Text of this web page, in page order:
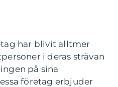
har blivit alltmer
i deras strävan
på sina
företag erbjuder